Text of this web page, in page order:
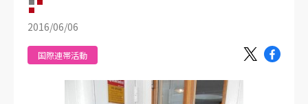
2016/06/06
国際連帯活動